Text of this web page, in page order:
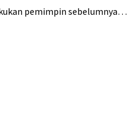
pemimpin sebelumnya…